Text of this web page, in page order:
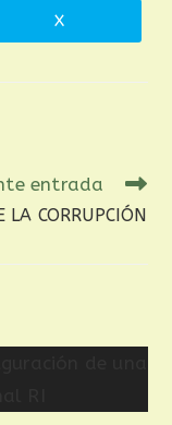
X
entrada
LA CORRUPCIÓN